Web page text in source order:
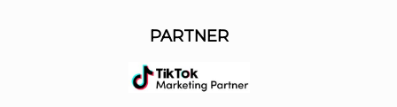
PARTNER